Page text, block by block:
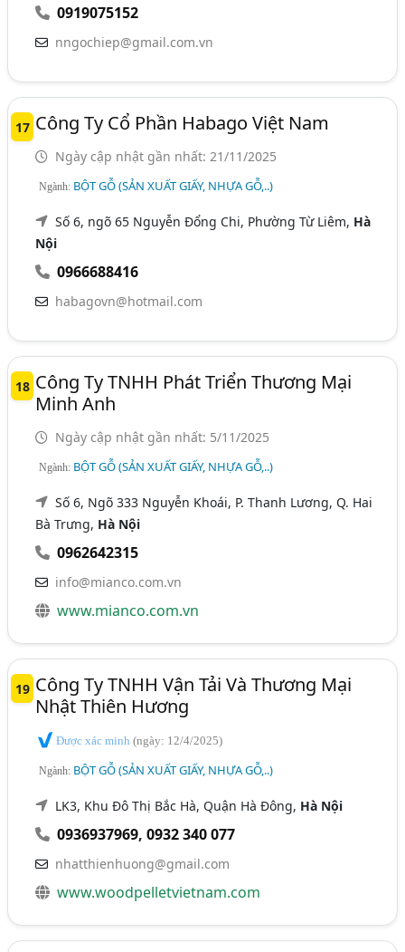
0919075152
nngochiep@gmail.com.vn
17 Công Ty Cổ Phần Habago Việt Nam
Ngày cập nhật gần nhất: 21/11/2025
Ngành: BỘT GỖ (SẢN XUẤT GIẤY, NHỰA GỖ,..)
Số 6, ngõ 65 Nguyễn Đổng Chi, Phường Từ Liêm, Hà
Nội
0966688416
habagovn@hotmail.com
18 Công Ty TNHH Phát Triển Thương Mại
Minh Anh
Ngày cập nhật gần nhất: 5/11/2025
Ngành: BỘT GỖ (SẢN XUẤT GIẤY, NHỰA GỖ,..)
Số 6, Ngõ 333 Nguyễn Khoái, P. Thanh Lương, Q. Hai
Bà Trưng, Hà Nội
0962642315
info@mianco.com.vn
www.mianco.com.vn
19 Công Ty TNHH Vận Tải Và Thương Mại
Nhật Thiên Hương
Được xác minh(ngày: 12/4/2025)
Ngành: BỘT GỖ (SẢN XUẤT GIẤY, NHỰA GỖ,..)
LK3, Khu Đô Thị Bắc Hà, Quận Hà Đông, Hà Nội
0936937969,0932 340 077
nhatthienhuong@gmail.com
www.woodpelletvietnam.com